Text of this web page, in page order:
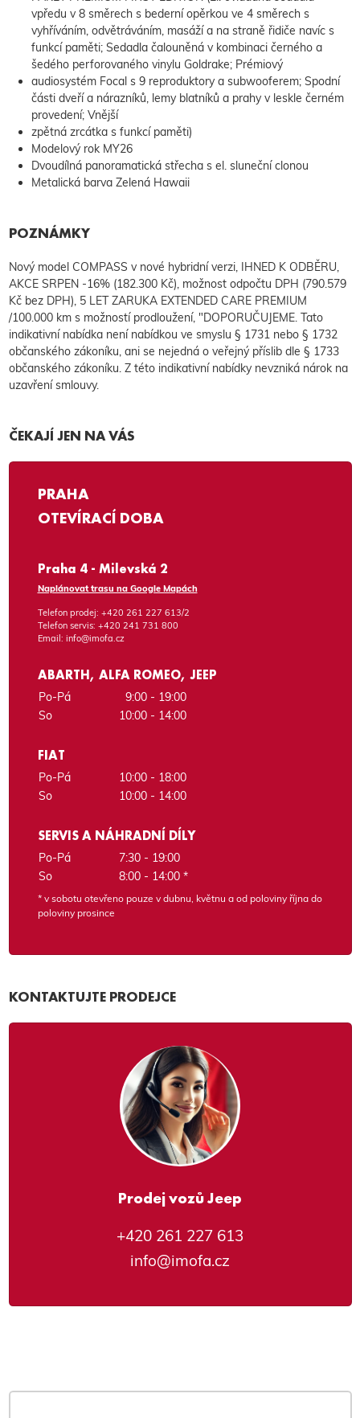
vpředu v 8 směrech s bederní opěrkou ve 4 směrech s
vyhříváním, odvětráváním, masáží a na straně řidiče navíc s
funkcí paměti; Sedadla čalouněná v kombinaci černého a
šedého perforovaného vinylu Goldrake; Prémiový
audiosystém Focal s 9 reproduktory a subwooferem; Spodní
části dveří a nárazníků, lemy blatníků a prahy v leskle černém
provedení; Vnější
zpětná zrcátka s funkcí paměti)
Modelový rok MY26
Dvoudílná panoramatická střecha s el. sluneční clonou
Metalická barva Zelená Hawaii
POZNÁMKY
Nový model COMPASS v nové hybridní verzi, IHNED K ODBĚRU,
AKCE SRPEN -16% (182.300 Kč), možnost odpočtu DPH (790.579
Kč bez DPH), 5 LET ZARUKA EXTENDED CARE PREMIUM
/100.000 km s možností prodloužení, "DOPORUČUJEME. Tato
indikativní nabídka není nabídkou ve smyslu § 1731 nebo § 1732
občanského zákoníku, ani se nejedná o veřejný příslib dle § 1733
občanského zákoníku. Z této indikativní nabídky nevzniká nárok na
uzavření smlouvy.
ČEKAJÍ JEN NA VÁS
PRAHA
OTEVÍRACÍ DOBA
Praha 4 - Milevská 2
Naplánovat trasu na Google Mapách
Telefon prodej: +420 261 227 613/2
Telefon servis: +420 241 731 800
Email: info@imofa.cz
ABARTH, ALFA ROMEO, JEEP
Po-Pá
9:00 - 19:00
So
10:00 - 14:00
FIAT
Po-Pá
10:00 - 18:00
So
10:00 - 14:00
SERVIS A NÁHRADNÍ DÍLY
Po-Pá
7:30 - 19:00
So
8:00 - 14:00 *
* v sobotu otevřeno pouze v dubnu, květnu a od poloviny října do
poloviny prosince
KONTAKTUJTE PRODEJCE
Prodej vozů Jeep
+420 261 227 613
info@imofa.cz